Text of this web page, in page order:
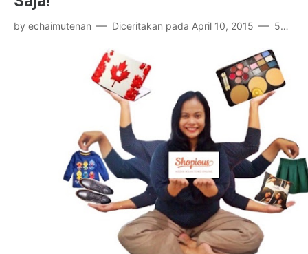
by echaimutenan Diceritakan pada April 10, 2015 58 komentar